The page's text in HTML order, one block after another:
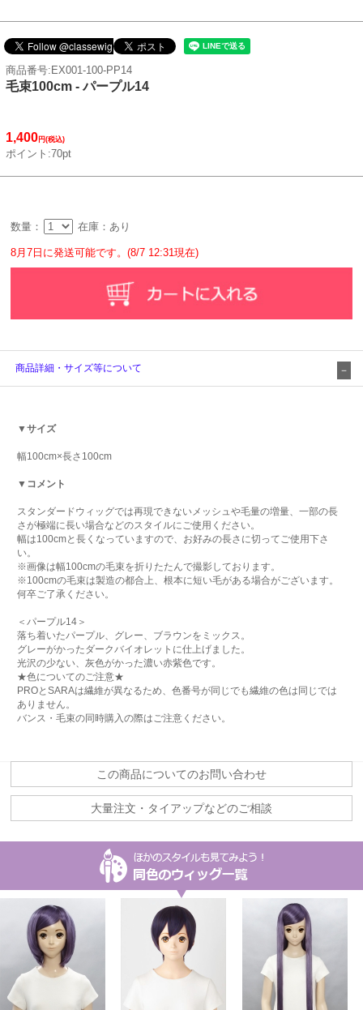
商品番号:EX001-100-PP14
毛束100cm - パープル14
1,400円(税込)
ポイント:70pt
数量： 在庫：あり
8月7日に発送可能です。(8/7 12:31現在)
商品詳細・サイズ等について
▼サイズ
幅100cm×長さ100cm
▼コメント
スタンダードウィッグでは再現できないメッシュや毛量の増量、一部の長
さが極端に長い場合などのスタイルにご使用ください。
幅は100cmと長くなっていますので、お好みの長さに切ってご使用下さ
い。
※画像は幅100cmの毛束を折りたたんで撮影しております。
※100cmの毛束は製造の都合上、根本に短い毛がある場合がございます。
何卒ご了承ください。
＜パープル14＞
落ち着いたパープル、グレー、ブラウンをミックス。
グレーがかったダークバイオレットに仕上げました。
光沢の少ない、灰色がかった濃い赤紫色です。
★色についてのご注意★
PROとSARAは繊維が異なるため、色番号が同じでも繊維の色は同じでは
ありません。
バンス・毛束の同時購入の際はご注意ください。
この商品についてのお問い合わせ
大量注文・タイアップなどのご相談